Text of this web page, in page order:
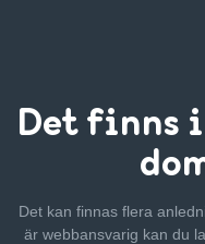
Det finns
Det kan finnas flera
är webbansvarig kan du